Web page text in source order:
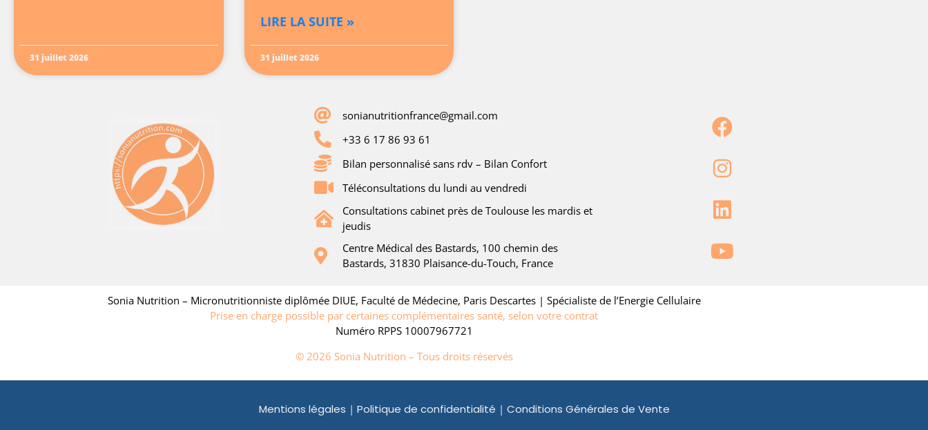
31 juillet 2026
LIRE LA SUITE »
31 juillet 2026
sonianutritionfrance@gmail.com
+33 6 17 86 93 61
Bilan personnalisé sans rdv – Bilan Confort
Téléconsultations du lundi au vendredi
Consultations cabinet près de Toulouse les mardis et
jeudis
Centre Médical des Bastards, 100 chemin des
Bastards, 31830 Plaisance-du-Touch, France
Sonia Nutrition – Micronutritionniste diplômée DIUE, Faculté de Médecine, Paris Descartes | Spécialiste de l’Energie Cellulaire
Prise en charge possible par certaines complémentaires santé, selon votre contrat
Numéro RPPS 10007967721
© 2026 Sonia Nutrition – Tous droits réservés
Mentions légales | Politique de confidentialité | Conditions Générales de Vente